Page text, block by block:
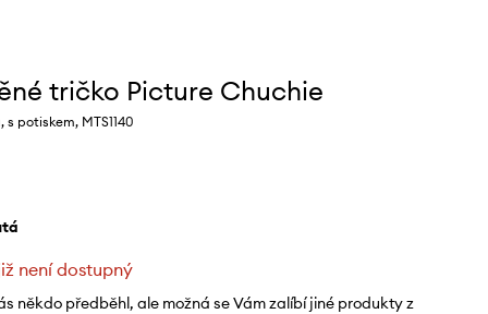
tričko Picture Chuchie
potiskem, MTS1140
není dostupný
někdo předběhl, ale možná se Vám zalíbí jiné produkty z